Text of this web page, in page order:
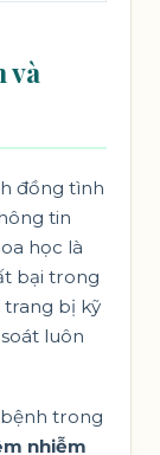
và
đồng tình
tin
học là
bại trong
trang bị kỹ
luôn
trong
nhiễm